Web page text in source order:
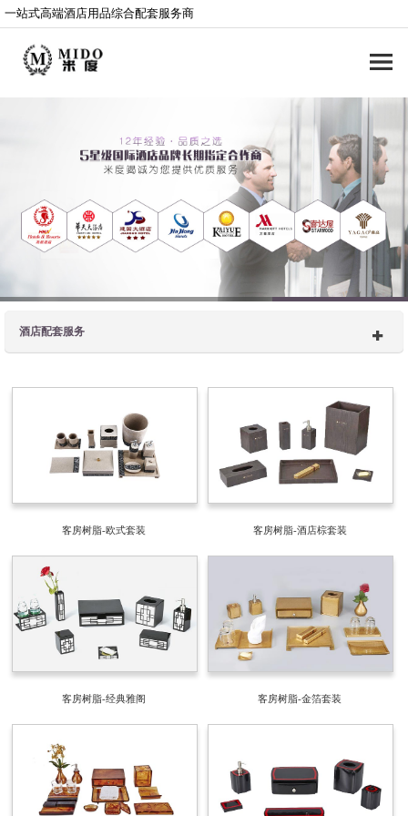
一站式高端酒店用品综合配套服务商
酒店配套服务
客房树脂-欧式套装 客房树脂-酒店棕套装
客房树脂-经典雅阁 客房树脂-金箔套装